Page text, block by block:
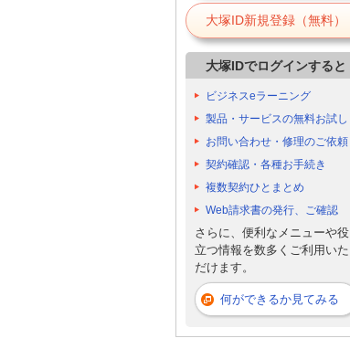
大塚ID新規登録（無料）
大塚IDでログインすると
ビジネスeラーニング
製品・サービスの無料お試し
お問い合わせ・修理のご依頼
契約確認・各種お手続き
複数契約ひとまとめ
Web請求書の発行、ご確認
さらに、便利なメニューや役
立つ情報を数多くご利用いた
だけます。
何ができるか見てみる